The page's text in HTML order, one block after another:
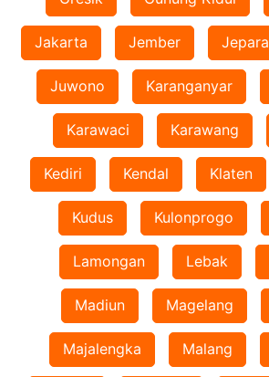
Jakarta Jember Jepara
Juwono Karanganyar
Karawaci Karawang
Kediri Kendal Klaten
Kudus Kulonprogo
Lamongan Lebak
Madiun Magelang
Majalengka Malang